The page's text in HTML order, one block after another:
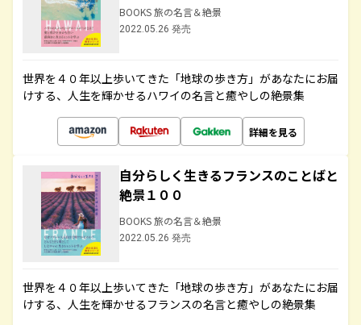
BOOKS 旅の名言＆絶景
2022.05.26 発売
世界を４０年以上歩いてきた「地球の歩き方」があなたにお届
けする、人生を輝かせるハワイの名言と癒やしの絶景集
詳細を見る
自分らしく生きるフランスのことばと
絶景１００
BOOKS 旅の名言＆絶景
2022.05.26 発売
世界を４０年以上歩いてきた「地球の歩き方」があなたにお届
けする、人生を輝かせるフランスの名言と癒やしの絶景集